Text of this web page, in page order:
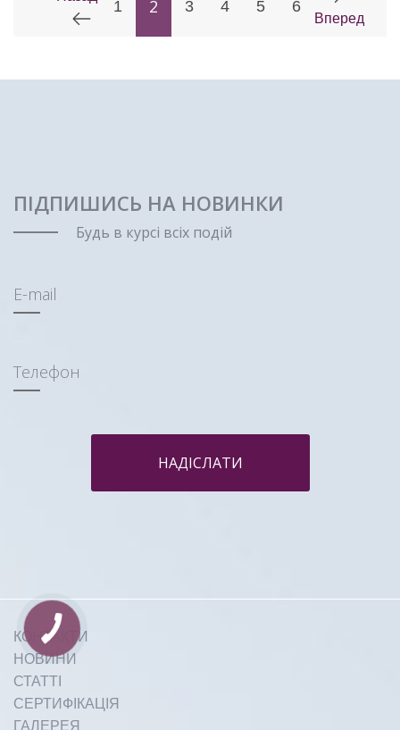
1 2 3 4 5 6
Вперед
ПІДПИШИСЬ НА НОВИНКИ
Будь в курсі всіх подій
E-mail
Телефон
НАДІСЛАТИ
КОНТАКТИ
НОВИНИ
СТАТТІ
СЕРТИФІКАЦІЯ
ГАЛЕРЕЯ